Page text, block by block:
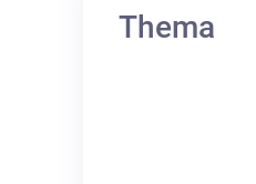
Thema